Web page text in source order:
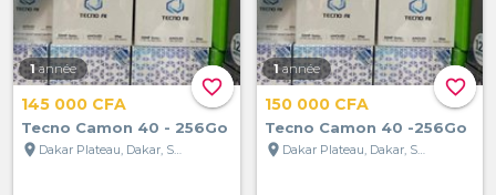
favorite_border
1 année
145 000 CFA
Tecno Camon 40 - 256Go
location_on
Dakar Plateau, Dakar, Sénégal
favorite_border
1 année
150 000 CFA
Tecno Camon 40 -256Go
location_on
Dakar Plateau, Dakar, Sénégal